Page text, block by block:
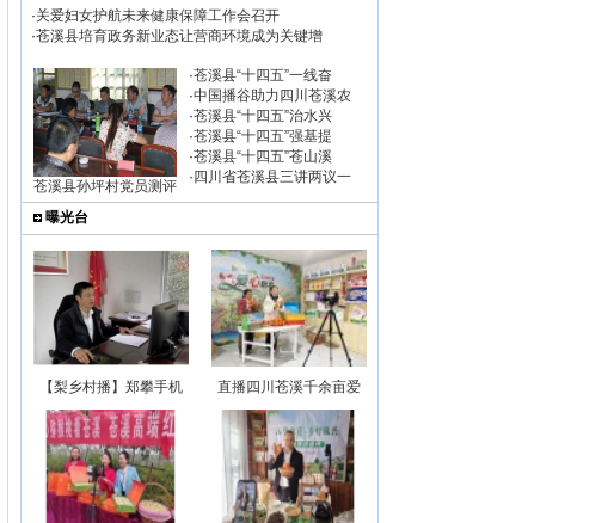
·关爱妇女护航未来健康保障工作会召开
·苍溪县培育政务新业态让营商环境成为关键增
苍溪县孙坪村党员测评
·苍溪县“十四五”一线奋
·中国播谷助力四川苍溪农
·苍溪县“十四五”治水兴
·苍溪县“十四五”强基提
·苍溪县“十四五”苍山溪
· 四川省苍溪县三讲两议一
曝光台
【梨乡村播】郑攀手机 直播四川苍溪千余亩爱